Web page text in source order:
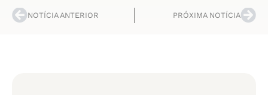
NOTÍCIA ANTERIOR PRÓXIMA NOTÍCIA